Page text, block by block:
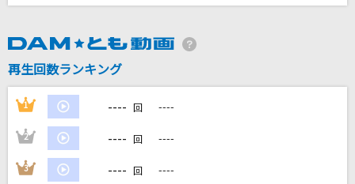
ヨルシカ
真・運命
M!LK (曽野舜太・山中柔太朗)
キセキ
GReeeeN
再生回数ランキング
1 ---- 回 ----
2 ---- 回 ----
3 ---- 回 ----